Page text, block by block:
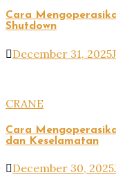
Cara
Shutdown
December 31, 2025
CRANE
Cara
dan Keselamatan
December 30, 2025